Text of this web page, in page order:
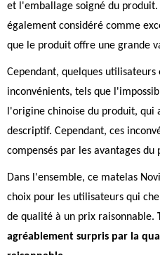
et l'emballage soigné du
également considéré comme
que le produit offre une grande
Cependant, quelques utilisateurs
inconvénients, tels que
l'origine chinoise du produit,
descriptif. Cependant, ces
compensés par les avantages du
Dans l'ensemble, ce matelas
choix pour les utilisateurs qui
de qualité à un prix raisonnable.
agréablement surpris par la